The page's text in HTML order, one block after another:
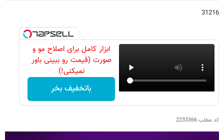
31216
ابزار کامل برای اصلاح مو و
صورت (قیمت رو ببینی باور
نمیکنی!)
باتخفیف بخر
کد مطلب2233366